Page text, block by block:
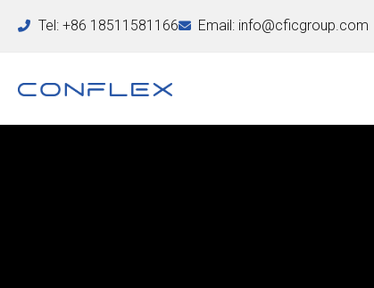
Tel: +86 18511581166 Email: info@cficgroup.com